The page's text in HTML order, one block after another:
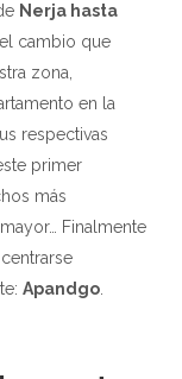
Nerja hasta
cambio que
zona,
en la
respectivas
primer
más
Finalmente
Apandgo.